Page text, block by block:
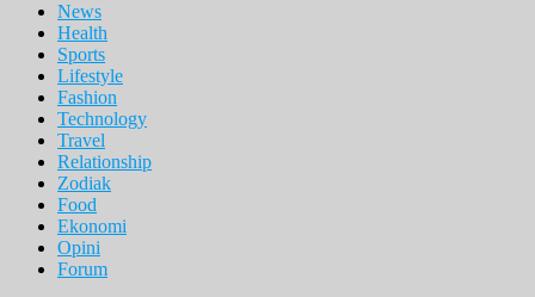
News
Health
Sports
Lifestyle
Fashion
Technology
Travel
Relationship
Zodiak
Food
Ekonomi
Opini
Forum